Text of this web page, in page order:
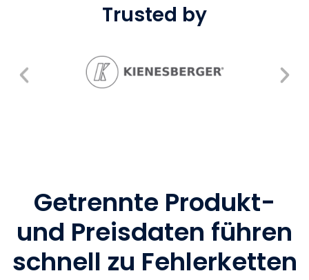
Trusted by
Getrennte Produkt-
und Preisdaten führen
schnell zu Fehlerketten